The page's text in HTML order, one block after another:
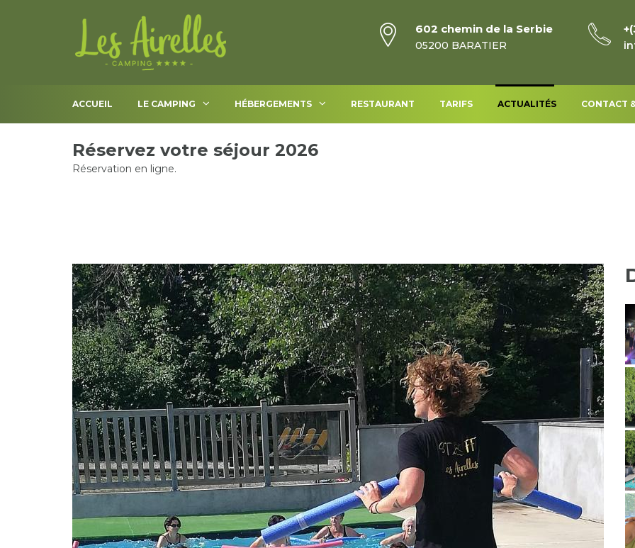
602 chemin de la Serbie
05200 BARATIER
ACCUEIL LE CAMPING HÉBERGEMENTS RESTAURANT TARIFS ACTUALITÉS CONTACT
Réservez votre séjour 2026
Réservation en ligne.